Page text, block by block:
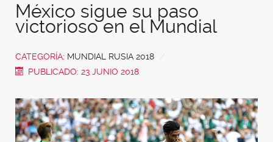
México sigue su paso
victorioso en el Mundial
CATEGORÍA: MUNDIAL RUSIA 2018
PUBLICADO: 23 JUNIO 2018